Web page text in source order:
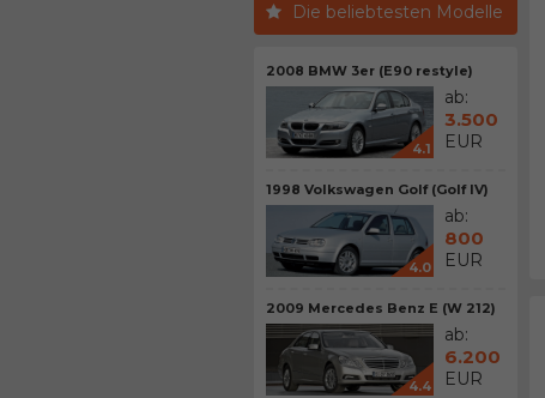
Die beliebtesten Modelle
2008 BMW 3er (E90 restyle)
4.1
ab:
3.500
EUR
1998 Volkswagen Golf (Golf IV)
4.0
ab:
800
EUR
2009 Mercedes Benz E (W 212)
4.4
ab:
6.200
EUR